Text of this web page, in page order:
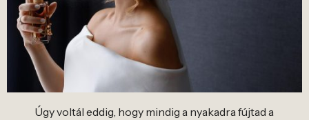
Úgy voltál eddig, hogy mindig a nyakadra fújtad a